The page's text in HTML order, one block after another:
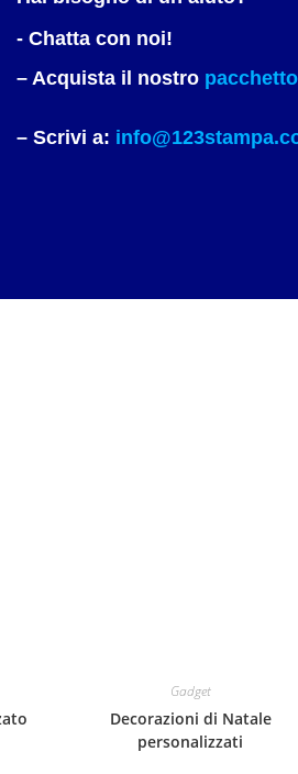
- Chatta con noi!
– Acquista il nostro
– Scrivi a:
Gadget
Decorazioni di Natale
personalizzati